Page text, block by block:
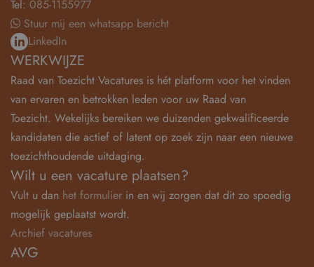
Tel: 085-1155977
Stuur mij een whatsapp bericht
LinkedIn
WERKWIJZE
Raad van Toezicht Vacatures is hét platform voor het vinden
van ervaren en betrokken leden voor uw Raad van
Toezicht. Wekelijks bereiken we duizenden gekwalificeerde
kandidaten die actief of latent op zoek zijn naar een nieuwe
toezichthoudende uitdaging.
Wilt u een vacature plaatsen?
Vult u dan het formulier in en wij zorgen dat dit zo spoedig
mogelijk geplaatst wordt.
Archief vacatures
AVG